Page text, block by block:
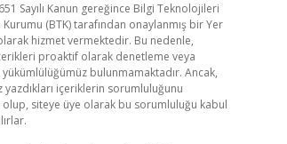
Sayılı Kanun gereğince Bilgi Teknolojileri
(BTK) tarafından onaylanmış bir Yer
olarak hizmet vermektedir. Bu nedenle,
proaktif olarak denetleme veya
yükümlülüğümüz bulunmamaktadır. Ancak,
yazdıkları içeriklerin sorumluluğunu
olup, siteye üye olarak bu sorumluluğu kabul